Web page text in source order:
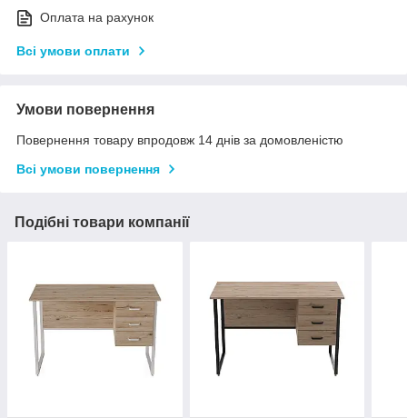
Оплата на рахунок
Всі умови оплати
Умови повернення
Повернення товару впродовж 14 днів за домовленістю
Всі умови повернення
Подібні товари компанії